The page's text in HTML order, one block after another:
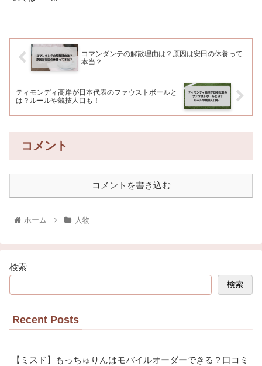
コマンダンテの解散理由は？原因は安田の休養って
本当？
ティモンディ高岸が日本代表のファウストボールと
は？ルールや競技人口も！
コメント
コメントを書き込む
ホーム 人物
検索
検索
Recent Posts
【ミスド】もっちゅりんはモバイルオーダーできる？口コミ